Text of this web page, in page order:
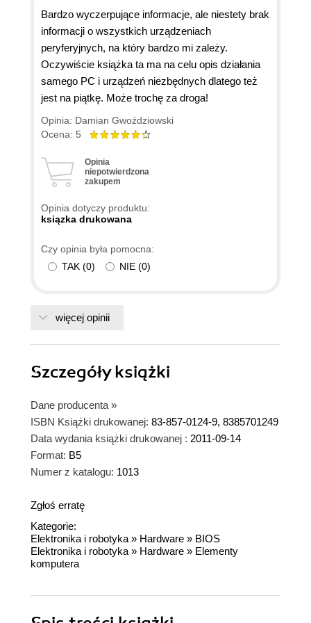
Bardzo wyczerpujące informacje, ale niestety brak
informacji o wszystkich urządzeniach
peryferyjnych, na który bardzo mi zależy.
Oczywiście książka ta ma na celu opis działania
samego PC i urządzeń niezbędnych dlatego też
jest na piątkę. Może trochę za droga!
Opinia: Damian Gwoździowski
Ocena: 5
Opinia
niepotwierdzona
zakupem
Opinia dotyczy produktu:
ksiązka drukowana
Czy opinia była pomocna:
TAK (0) NIE (0)
więcej opinii
Szczegółyksiążki
Dane producenta »
ISBN Książki drukowanej: 83-857-0124-9, 8385701249
Data wydania książki drukowanej : 2011-09-14
Format: B5
Numer z katalogu: 1013
Zgłoś erratę
Kategorie:
Elektronika i robotyka» Hardware » BIOS
Elektronika i robotyka» Hardware » Elementy
komputera